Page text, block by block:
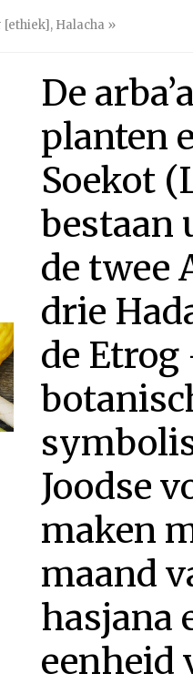
[ethiek], Halacha »
De
planten
Soekot
bestaan
de twee
drie
de
Joodse
maken
maand
hasjana
eenheid